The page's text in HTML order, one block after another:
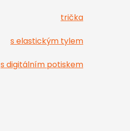
trička
s elastickým tylem
s digitálním potiskem